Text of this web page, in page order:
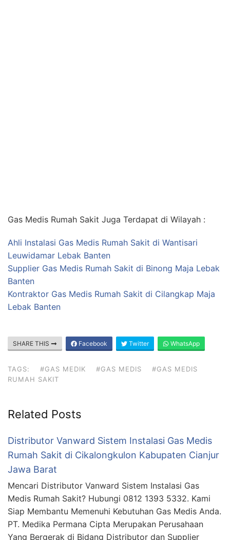
Gas Medis Rumah Sakit Juga Terdapat di Wilayah :
Ahli Instalasi Gas Medis Rumah Sakit di Wantisari
Leuwidamar Lebak Banten
Supplier Gas Medis Rumah Sakit di Binong Maja Lebak
Banten
Kontraktor Gas Medis Rumah Sakit di Cilangkap Maja
Lebak Banten
SHARE THIS Facebook Twitter WhatsApp
TAGS: #GAS MEDIK #GAS MEDIS
#GAS MEDIS
RUMAH SAKIT
Related Posts
Distributor Vanward Sistem Instalasi Gas Medis
Rumah Sakit di Cikalongkulon Kabupaten Cianjur
Jawa Barat
Mencari Distributor Vanward Sistem Instalasi Gas
Medis Rumah Sakit? Hubungi 0812 1393 5332. Kami
Siap Membantu Memenuhi Kebutuhan Gas Medis Anda.
PT. Medika Permana Cipta Merupakan Perusahaan
Yang Bergerak di Bidang Distributor dan Supplier